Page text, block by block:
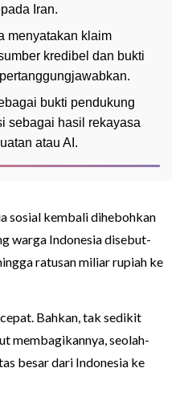
Iran.
menyatakan klaim
kredibel dan bukti
bukti pendukung
sebagai hasil rekayasa
atau AI.
sosial kembali dihebohkan
warga Indonesia disebut-
ratusan miliar rupiah ke
Bahkan, tak sedikit
membagikannya, seolah-
besar dari Indonesia ke